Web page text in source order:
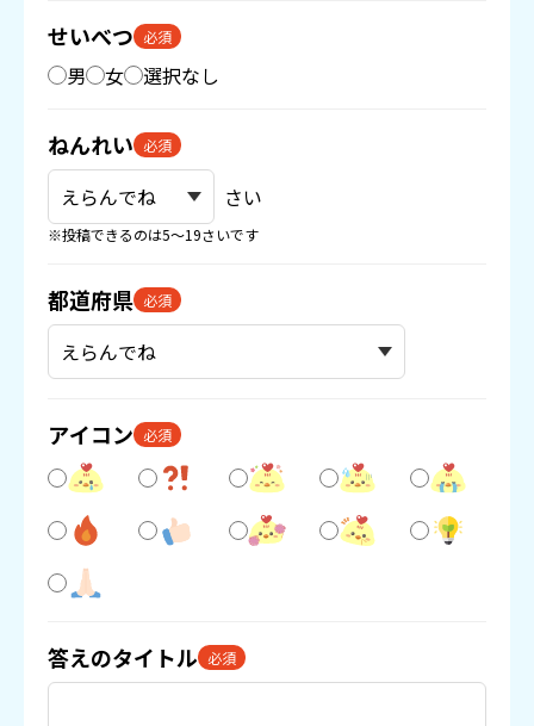
せいべつ 必須
男 女 選択なし
ねんれい 必須
さい
※投稿できるのは5〜19さいです
都道府県 必須
アイコン 必須
答えのタイトル 必須